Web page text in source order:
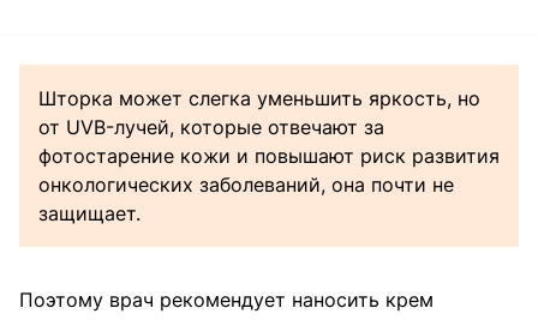
Шторка может слегка уменьшить яркость, но
от UVB-лучей, которые отвечают за
фотостарение кожи и повышают риск развития
онкологических заболеваний, она почти не
защищает.
Поэтому врач рекомендует наносить крем